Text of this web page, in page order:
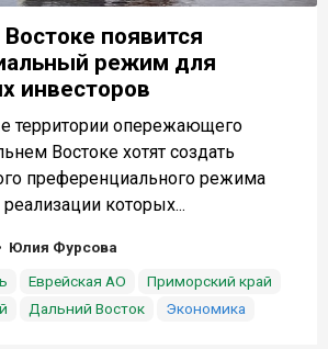
появится
режим для
инвесторов
территории опережающего
Востоке хотят создать
преференциального режима
которых...
Юлия Фурсова
Еврейская АО
Приморский край
Дальний Восток Экономика